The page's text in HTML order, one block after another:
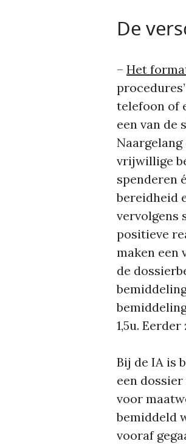
De
– Het
telefoon of
een van de
vrijwillige
spenderen
bereidheid
vervolgens
positieve
maken een
de
1,5u.
Bij de IA is
een
voor
bemiddeld
vooraf